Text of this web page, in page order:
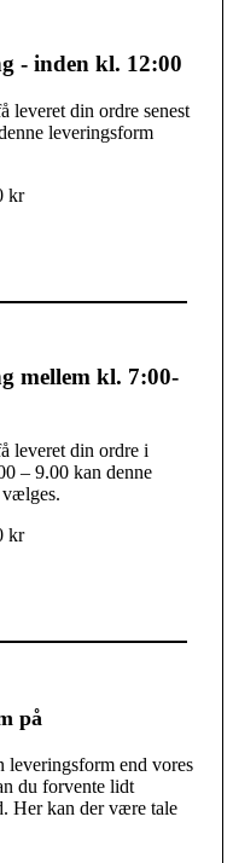
- inden kl. 12:00
leveret din ordre senest
leveringsform
kr
mellem kl. 7:00-
leveret din ordre i
– 9.00 kan denne
kr
på
leveringsform end vores
du forvente lidt
Her kan der være tale